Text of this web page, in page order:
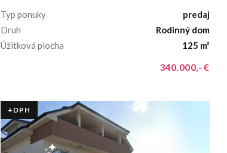
Typ ponuky
predaj
Druh
Rodinný dom
Úžitková plocha
125 m²
340.000,- €
+DPH